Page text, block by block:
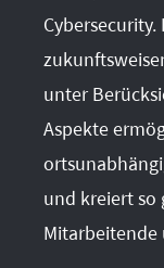
Cybersecurity.
unter
Aspekte
und kreiert so
Mitarbeitende